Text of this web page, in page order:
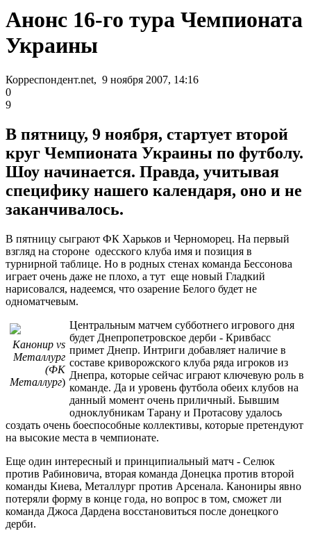
Анонс 16-го тура Чемпионата
Украины
Корреспондент.net, 9 ноября 2007, 14:16
0
9
В пятницу, 9 ноября, стартует второй
круг Чемпионата Украины по футболу.
Шоу начинается. Правда, учитывая
специфику нашего календаря, оно и не
заканчивалось.
В пятницу сыграют ФК Харьков и Черноморец. На первый
взгляд на стороне одесского клуба имя и позиция в
турнирной таблице. Но в родных стенах команда Бессонова
играет очень даже не плохо, а тут еще новый Гладкий
нарисовался, надеемся, что озарение Белого будет не
одноматчевым.
Канонир vs
Металлург
(ФК
Металлург)
Центральным матчем субботнего игрового дня
будет Днепропетровское дерби - Кривбасс
примет Днепр. Интриги добавляет наличие в
составе криворожского клуба ряда игроков из
Днепра, которые сейчас играют ключевую роль в
команде. Да и уровень футбола обеих клубов на
данный момент очень приличный. Бывшим
одноклубникам Тарану и Протасову удалось
создать очень боеспособные коллективы, которые претендуют
на высокие места в чемпионате.
Еще один интересный и принципиальный матч - Селюк
против Рабиновича, вторая команда Донецка против второй
команды Киева, Металлург против Арсенала. Канониры явно
потеряли форму в конце года, но вопрос в том, сможет ли
команда Джоса Дардена восстановиться после донецкого
дерби.